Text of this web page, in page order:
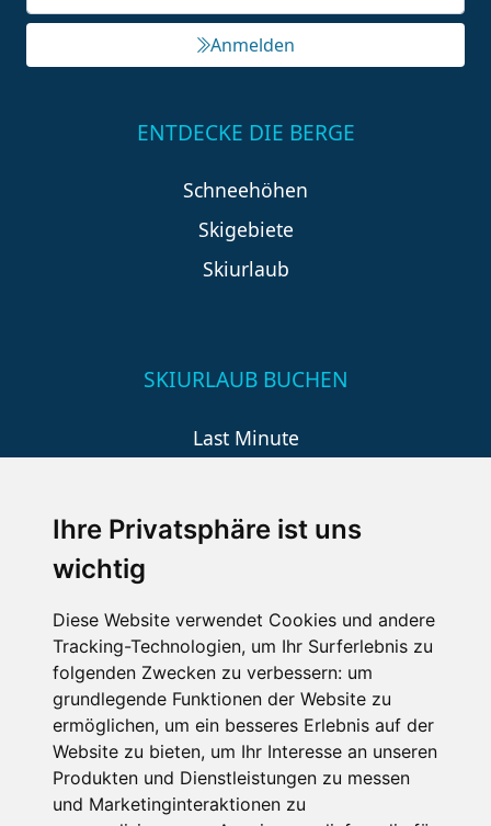
Ihre Privatsphäre ist uns
wichtig
Diese Website verwendet Cookies und andere
Tracking-Technologien, um Ihr Surferlebnis zu
folgenden Zwecken zu verbessern: um
grundlegende Funktionen der Website zu
ermöglichen, um ein besseres Erlebnis auf der
Website zu bieten, um Ihr Interesse an unseren
Produkten und Dienstleistungen zu messen
und Marketinginteraktionen zu
Anmelden
ENTDECKE DIE BERGE
Schneehöhen
Skigebiete
Skiurlaub
SKIURLAUB BUCHEN
Last Minute
Wellness
SCHNEEHÖHEN SKI APP
Die Schneehoehen Ski APP für iOS und Android - Ein
Muss für alle Wintersportler und Schneefreaks!